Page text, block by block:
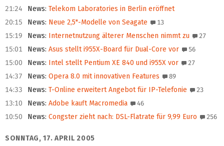
21:24
News: Telekom Laboratories in Berlin eröffnet
20:15
News: Neue 2,5"-Modelle von Seagate 13
15:19 News: Internetnutzung älterer Menschen nimmt zu 27
15:01 News: Asus stellt i955X-Board für Dual-Core vor 56
15:00 News: Intel stellt Pentium XE 840 und i955X vor 27
14:37 News: Opera 8.0 mit innovativen Features 89
14:33 News: T-Online erweitert Angebot für IP-Telefonie 23
13:10 News: Adobe kauft Macromedia 46
10:50 News: Congster zieht nach: DSL-Flatrate für 9,99 Euro 256
SONNTAG, 17. APRIL 2005